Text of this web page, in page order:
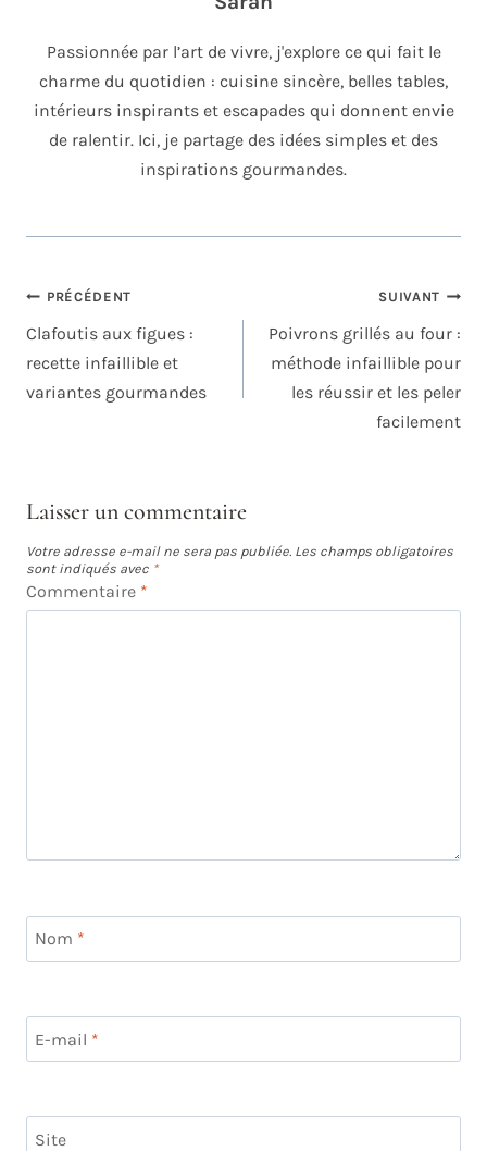
Passionnée par l’art de vivre, j'explore ce qui fait le
charme du quotidien : cuisine sincère, belles tables,
intérieurs inspirants et escapades qui donnent envie
de ralentir. Ici, je partage des idées simples et des
inspirations gourmandes.
NAVIGATION
DE
L’ARTICLE
PRÉCÉDENT
Clafoutis aux figues :
recette infaillible et
variantes gourmandes
SUIVANT
Poivrons grillés au four :
méthode infaillible pour
les réussir et les peler
facilement
Laisser un commentaire
Votre adresse e-mail ne sera pas publiée. Les champs obligatoires
sont indiqués avec *
Commentaire *
Nom *
E-mail *
Site